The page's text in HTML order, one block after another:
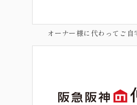
オーナー様に代わってご自